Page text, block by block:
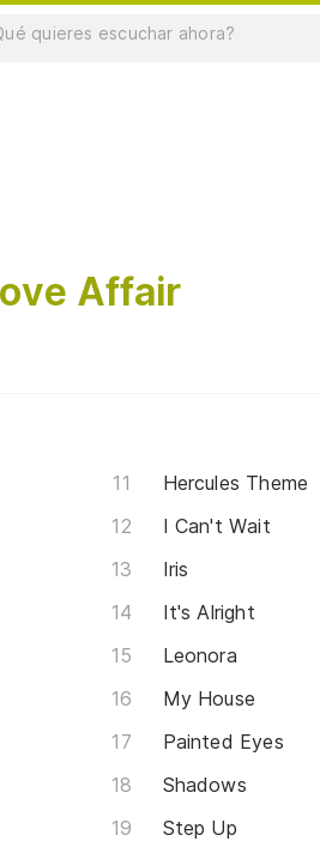
Affair
Hercules Theme
I Can't Wait
Iris
It's Alright
Leonora
My House
Painted Eyes
Shadows
Step Up